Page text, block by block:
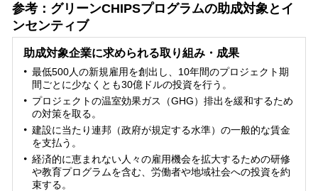
参考：グリーンCHIPSプログラムの助成対象とイ
ンセンティブ
助成対象企業に求められる取り組み・成果
最低500人の新規雇用を創出し、10年間のプロジェクト期
間ごとに少なくとも30億ドルの投資を行う。
プロジェクトの温室効果ガス（GHG）排出を緩和するため
の対策を取る。
建設に当たり連邦（政府が規定する水準）の一般的な賃金
を支払う。
経済的に恵まれない人々の雇用機会を拡大するための研修
や教育プログラムを含む、労働者や地域社会への投資を約
束する。